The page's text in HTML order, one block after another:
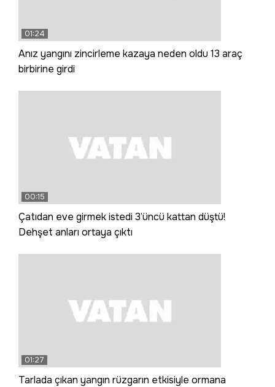
01:24
Anız yangını zincirleme kazaya neden oldu 13 araç
birbirine girdi
00:15
Çatıdan eve girmek istedi 3’üncü kattan düştü!
Dehşet anları ortaya çıktı
01:27
Tarlada çıkan yangın rüzgarın etkisiyle ormana